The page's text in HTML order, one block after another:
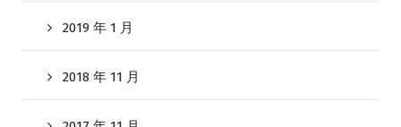
2019 年 1 月
2018 年 11 月